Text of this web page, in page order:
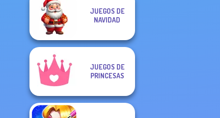
JUEGOS DE
NAVIDAD
JUEGOS DE
PRINCESAS